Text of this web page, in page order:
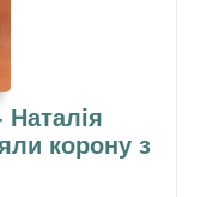
Наталія
корону з